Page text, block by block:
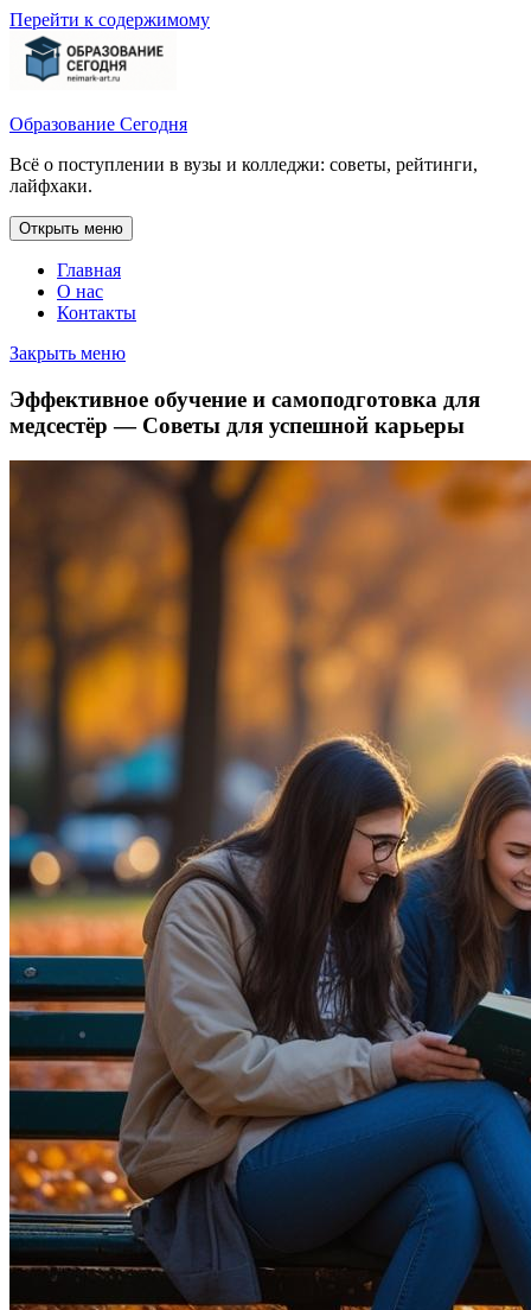
Перейти к содержимому
Образование Сегодня
Всё о поступлении в вузы и колледжи: советы, рейтинги,
лайфхаки.
Открыть меню
Главная
О нас
Контакты
Закрыть меню
Эффективное обучение и самоподготовка для
медсестёр — Советы для успешной карьеры